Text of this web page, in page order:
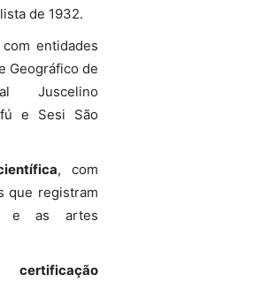
de 1932.
entidades
Geográfico de
Juscelino
e Sesi São
, com
que registram
e as artes